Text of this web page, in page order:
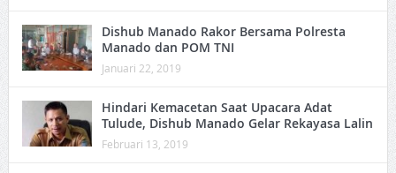
Dishub Manado Rakor Bersama Polresta
Manado dan POM TNI
Januari 22, 2019
Hindari Kemacetan Saat Upacara Adat
Tulude, Dishub Manado Gelar Rekayasa Lalin
Februari 13, 2019